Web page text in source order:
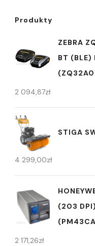
Produkty
ZEBRA
BT
2 094,87zł
STIGA
4 299,00zł
(203
2 171,26zł